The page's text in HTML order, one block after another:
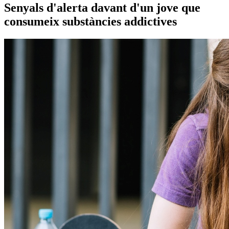
Senyals d'alerta davant d'un jove que
consumeix substàncies addictives